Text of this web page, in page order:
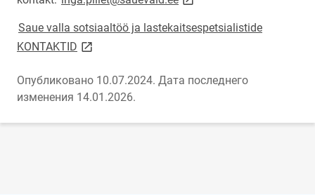
Saue valla sotsiaaltöö ja lastekaitsespetsialistide
KONTAKTID link opens on new page
Опубликовано 10.07.2024. Дата последнего
изменения 14.01.2026.